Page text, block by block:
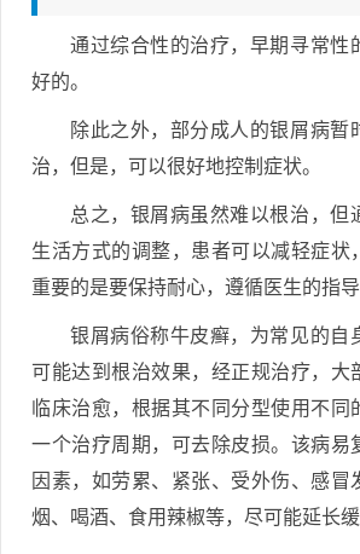
通过综合性的治疗，早期寻常性
好的。
除此之外，部分成人的银屑病暂
治，但是，可以很好地控制症状。
总之，银屑病虽然难以根治，但
生活方式的调整，患者可以减轻症状
重要的是要保持耐心，遵循医生的指导
银屑病俗称牛皮癣，为常见的自
可能达到根治效果，经正规治疗，大
临床治愈，根据其不同分型使用不同
一个治疗周期，可去除皮损。该病易
因素，如劳累、紧张、受外伤、感冒
烟、喝酒、食用辣椒等，尽可能延长缓